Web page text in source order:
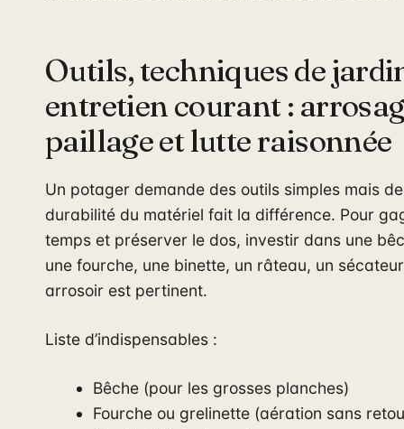
Outils, techniques de
entretien courant :
paillage et lutte raisonnée
Un potager demande des outils simples mais
durabilité du matériel fait la différence. Pour
temps et préserver le dos, investir dans une
une fourche, une binette, un râteau, un
arrosoir est pertinent.
Liste d’indispensables :
Bêche (pour les grosses planches)
Fourche ou grelinette (aération sans